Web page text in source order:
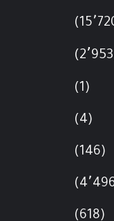
(1)
(4)
(146)
(618)